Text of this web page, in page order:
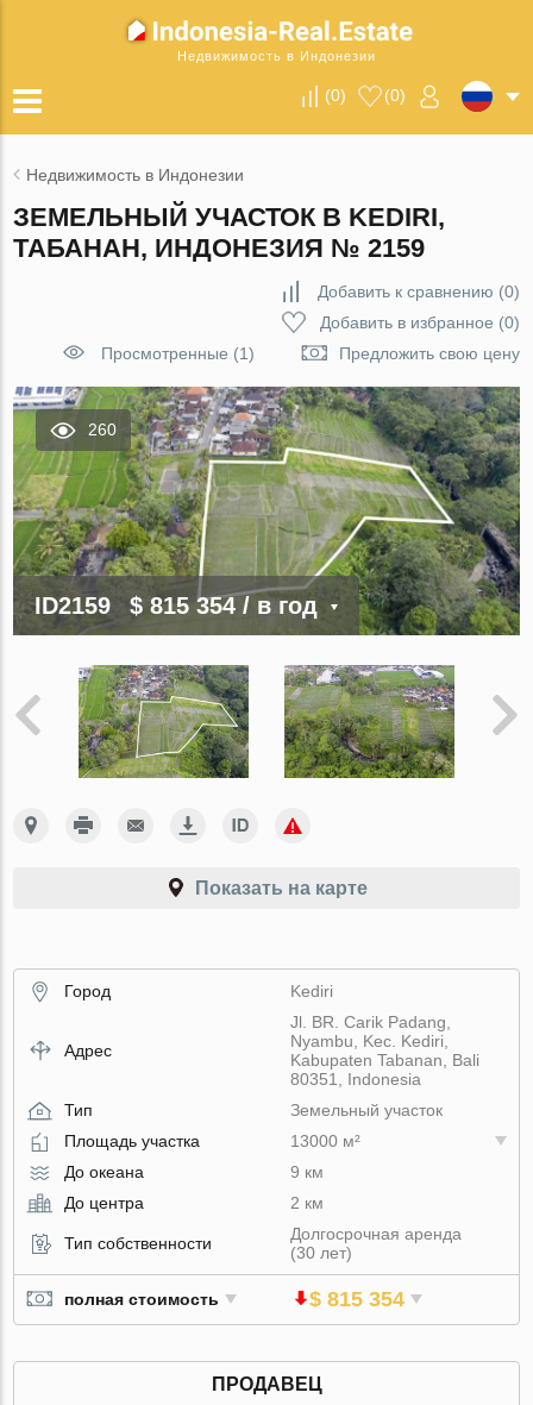
Недвижимость в Индонезии
(0) (0)
Недвижимость в Индонезии
ЗЕМЕЛЬНЫЙ УЧАСТОК В KEDIRI,
ТАБАНАН, ИНДОНЕЗИЯ № 2159
Добавить к сравнению (0)
Добавить в избранное (0)
Просмотренные (1)
Предложить свою цену
260
ID2159 $ 815 354/ в год
Показать на карте
Город Kediri
Адрес
Jl. BR. Carik Padang,
Nyambu, Kec. Kediri,
Kabupaten Tabanan, Bali
80351, Indonesia
Тип
Земельный участок
Площадь участка
13000 м²
До океана
9 км
До центра
2 км
Тип собственности
Долгосрочная аренда
(30 лет)
полная стоимость $ 815 354
ПРОДАВЕЦ